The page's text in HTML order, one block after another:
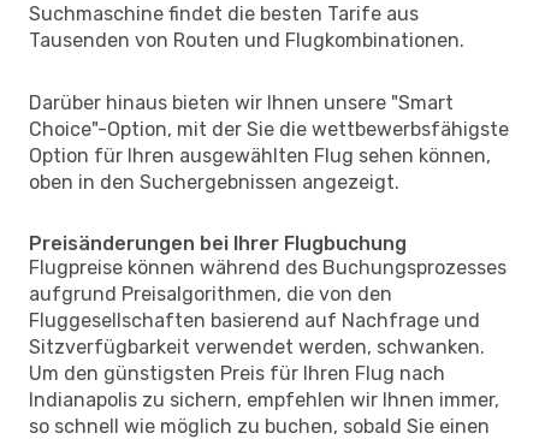
Suchmaschine findet die besten Tarife aus
Tausenden von Routen und Flugkombinationen.
Darüber hinaus bieten wir Ihnen unsere "Smart
Choice"-Option, mit der Sie die wettbewerbsfähigste
Option für Ihren ausgewählten Flug sehen können,
oben in den Suchergebnissen angezeigt.
Preisänderungen bei Ihrer Flugbuchung
Flugpreise können während des Buchungsprozesses
aufgrund Preisalgorithmen, die von den
Fluggesellschaften basierend auf Nachfrage und
Sitzverfügbarkeit verwendet werden, schwanken.
Um den günstigsten Preis für Ihren Flug nach
Indianapolis zu sichern, empfehlen wir Ihnen immer,
so schnell wie möglich zu buchen, sobald Sie einen